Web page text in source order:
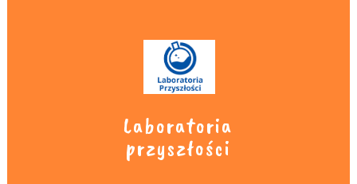
Laboratoria
przyszłości